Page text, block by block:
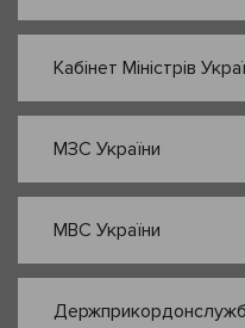
Кабінет Міністрів
МЗС України
МВС України